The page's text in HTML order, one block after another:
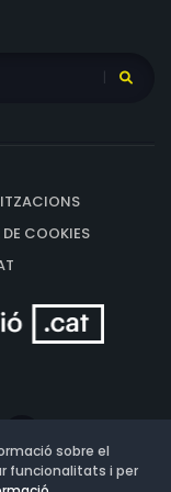
COOKIES
sobre el
funcionalitats i per